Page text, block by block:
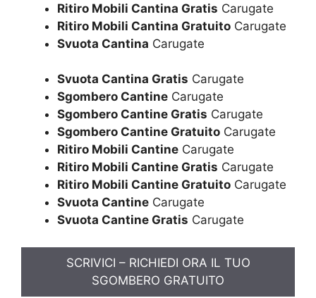
Ritiro Mobili Cantina Gratis Carugate
Ritiro Mobili Cantina Gratuito Carugate
Svuota Cantina Carugate
Svuota Cantina Gratis Carugate
Sgombero Cantine Carugate
Sgombero Cantine Gratis Carugate
Sgombero Cantine Gratuito Carugate
Ritiro Mobili Cantine Carugate
Ritiro Mobili Cantine Gratis Carugate
Ritiro Mobili Cantine Gratuito Carugate
Svuota Cantine Carugate
Svuota Cantine Gratis Carugate
SCRIVICI – RICHIEDI ORA IL TUO
SGOMBERO GRATUITO